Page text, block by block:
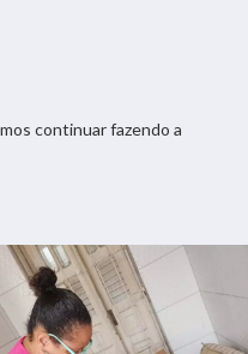
continuar fazendo a